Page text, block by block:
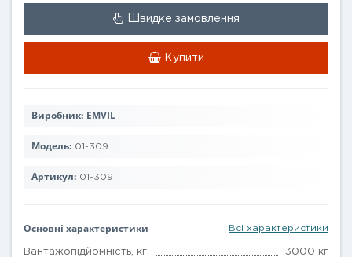
Швидке замовлення
Купити
Виробник: EMVIL
Модель: 01-309
Артикул: 01-309
Основні характеристики Всі характеристики
Вантажопідйомність, кг: 3000 кг